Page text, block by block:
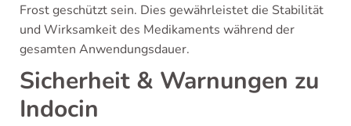
Frost geschützt sein. Dies gewährleistet die Stabilität
und Wirksamkeit des Medikaments während der
gesamten Anwendungsdauer.
Sicherheit & Warnungen zu
Indocin